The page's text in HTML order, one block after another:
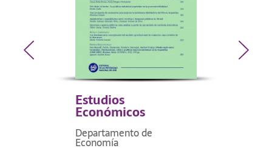
Estudios
Económicos
Departamento de
Economía